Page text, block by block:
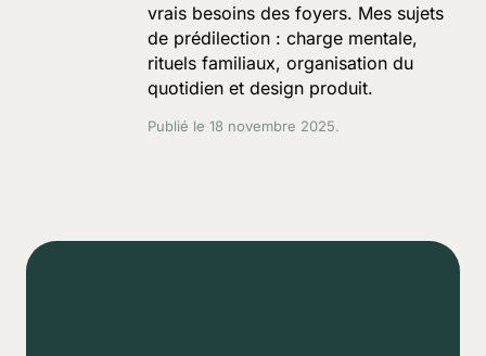
vrais besoins des foyers. Mes sujets
de prédilection : charge mentale,
rituels familiaux, organisation du
quotidien et design produit.
Publié le 18 novembre 2025.